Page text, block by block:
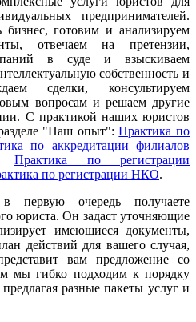
предпринимателей.
бизнес, готовим и анализируем
отвечаем на претензии,
в суде и взыскиваем
собственность и
сделки, консультируем
вопросам и решаем другие
С практикой наших юристов
"Наш опыт":Практика по
по аккредитации филиалов
Практика по регистрации
по регистрации НКО.
очередь получаете
юриста. Он задаст уточняющие
имеющиеся документы,
действий для вашего случая,
вам предложение со
мы гибко подходим к порядку
разные пакеты услуг и